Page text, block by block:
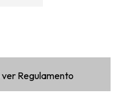
ver Regulamento